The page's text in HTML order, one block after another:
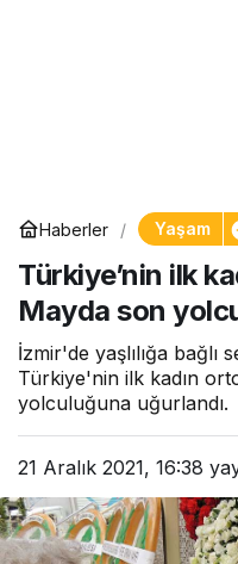
Haberler Yaşam
Türkiye’nin ilk
Mayda son
İzmir'de yaşlılığa bağlı
Türkiye'nin ilk kadın
yolculuğuna uğurlandı.
21 Aralık 2021, 16:38